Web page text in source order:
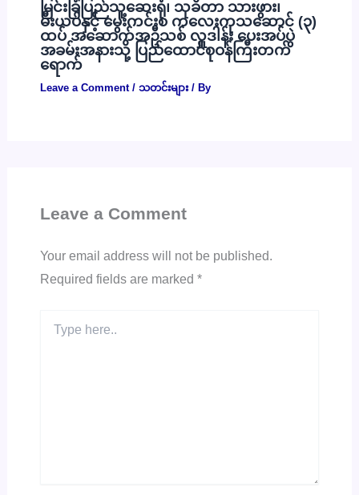
မြင်းခြံပြည်သူ့ဆေးရုံ၊ သုခိတာ သားဖွား၊
မီးယပ်နှင့် မွေးကင်းစ ကလေးကုသဆောင် (၃)
ထပ် အဆောက်အဦသစ် လှူဒါန်း ပေးအပ်ပွဲ
အခမ်းအနားသို့ ပြည်ထောင်စုဝန်ကြီးတက်
ရောက်
Leave a Comment / သတင်းများ/ By
Leave a Comment
Your email address will not be published.
Required fields are marked *
here..